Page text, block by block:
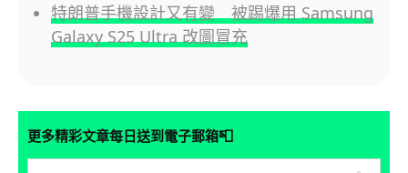
特朗普手機設計又有變 被踢爆用 Samsung
Galaxy S25 Ultra 改圖冒充
更多精彩文章每日送到電子郵箱📮